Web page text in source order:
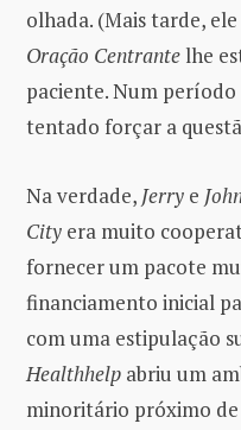
olhada. (Mais tarde,
Oração Centrante lhe
paciente. Num
tentado forçar a
Na verdade, Jerry e
City era muito
fornecer um pacote
financiamento inicial
com uma estipulação
Healthhelp abriu um
minoritário próximo